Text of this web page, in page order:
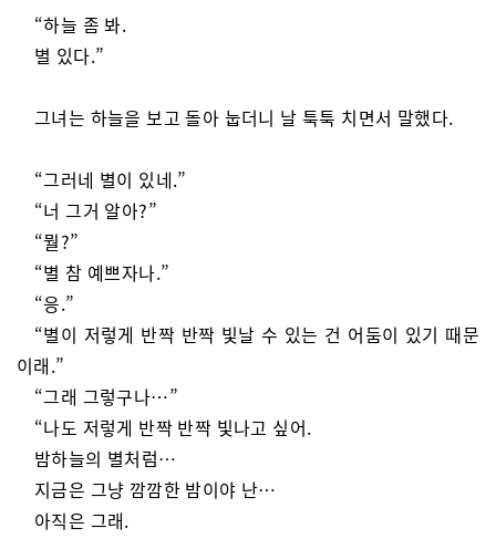
“하늘 좀 봐.
별 있다.”
그녀는 하늘을 보고 돌아 눕더니 날 툭툭 치면서 말했다.
“그러네 별이 있네.”
“너 그거 알아?”
“뭘?”
“별 참 예쁘자나.”
“응.”
“별이 저렇게 반짝 반짝 빛날 수 있는 건 어둠이 있기 때문
이래.”
“그래 그렇구나…”
“나도 저렇게 반짝 반짝 빛나고 싶어.
밤하늘의 별처럼…
지금은 그냥 깜깜한 밤이야 난…
아직은 그래.